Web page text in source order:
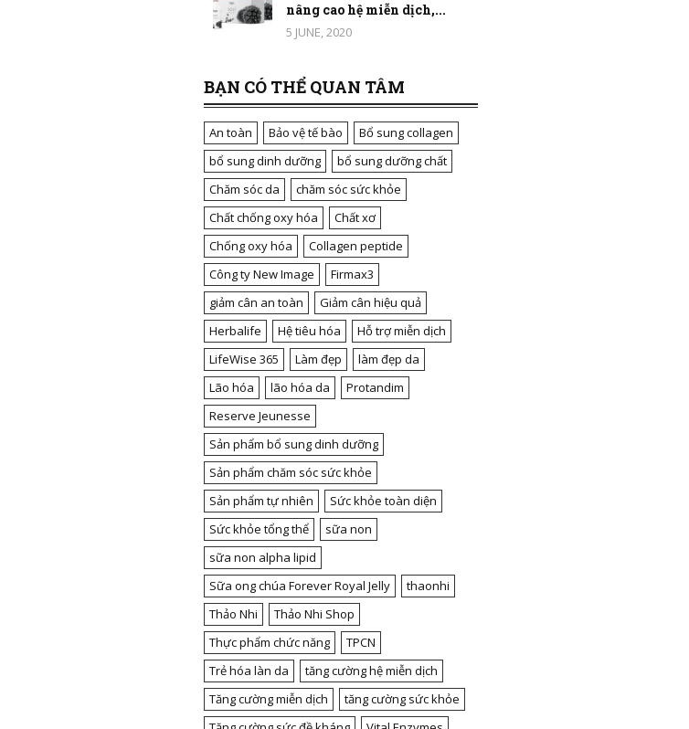
nâng cao hệ miễn dịch,...
5 JUNE, 2020
BẠN CÓ THỂ QUAN TÂM
An toàn Bảo vệ tế bào
Bổ sung collagen
bổ sung dinh dưỡng
bổ sung dưỡng chất
Chăm sóc da
chăm sóc sức khỏe
Chất chống oxy hóa
Chất xơ
Chống oxy hóa
Collagen peptide
Công ty New Image
Firmax3
giảm cân an toàn
Giảm cân hiệu quả
Herbalife
Hệ tiêu hóa
Hỗ trợ miễn dịch
LifeWise 365
Làm đẹp
làm đẹp da
Lão hóa
lão hóa da
Protandim
Reserve Jeunesse
Sản phẩm bổ sung dinh dưỡng
Sản phẩm chăm sóc sức khỏe
Sản phẩm tự nhiên
Sức khỏe toàn diện
Sức khỏe tổng thể
sữa non
sữa non alpha lipid
Sữa ong chúa Forever Royal Jelly
thaonhi
Thảo Nhi
Thảo Nhi Shop
Thực phẩm chức năng
TPCN
Trẻ hóa làn da
tăng cường hệ miễn dịch
Tăng cường miễn dịch
tăng cường sức khỏe